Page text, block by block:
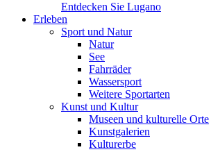
Entdecken Sie Lugano
Erleben
Sport und Natur
Natur
See
Fahrräder
Wassersport
Weitere Sportarten
Kunst und Kultur
Museen und kulturelle Orte
Kunstgalerien
Kulturerbe